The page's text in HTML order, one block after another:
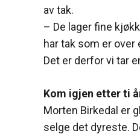
av tak.
– De lager fine
har tak som er over
Det er derfor vi tar
Kom igjen etter ti
Morten Birkedal er
selge det dyreste.